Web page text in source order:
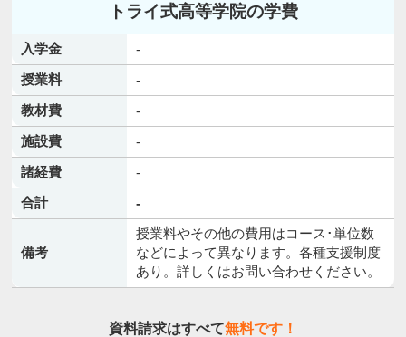
トライ式高等学院の学費
入学金
-
授業料
-
教材費
-
施設費
-
諸経費
-
合計
-
備考
授業料やその他の費用はコース･単位数
などによって異なります。各種支援制度
あり。詳しくはお問い合わせください。
資料請求はすべて無料です！